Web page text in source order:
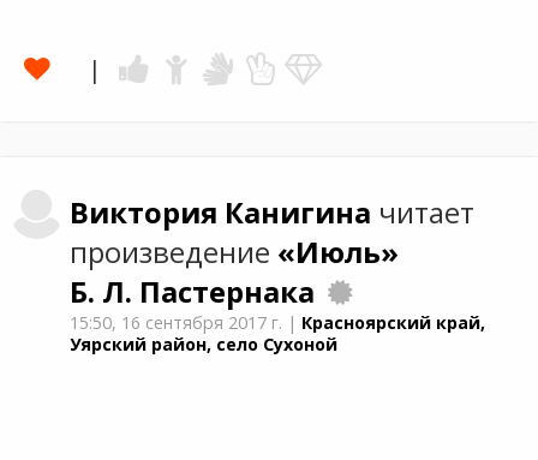
Виктория Канигина читает
произведение «Июль»
Б. Л. Пастернака
15:50, 16 сентября 2017 г. | Красноярский край,
Уярский район, село Сухоной